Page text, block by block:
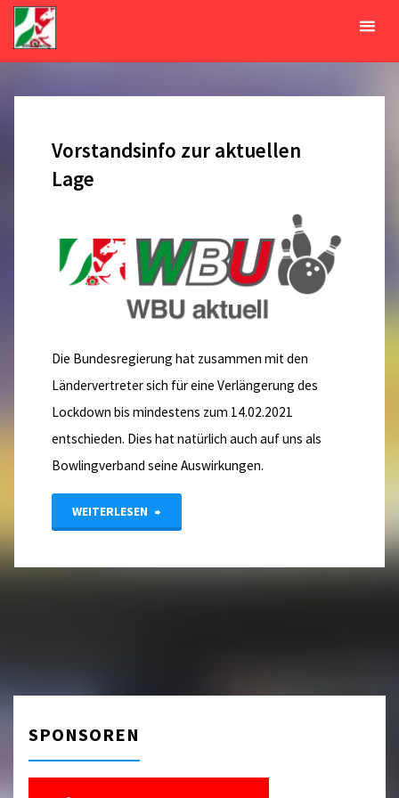
Zum
Inhalt
springenMonat:
Vorstandsinfo zur aktuellen
Lage
Die Bundesregierung hat zusammen mit den
Ländervertreter sich für eine Verlängerung des
Lockdown bis mindestens zum 14.02.2021
entschieden. Dies hat natürlich auch auf uns als
Bowlingverband seine Auswirkungen.
WEITERLESEN "Vorstandsinfo
SPONSOREN